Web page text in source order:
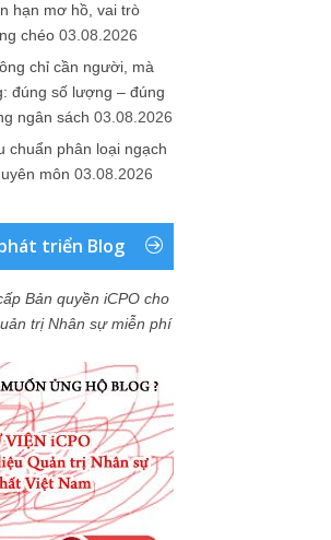
hạn mơ hồ, vai trò
chéo 03.08.2026
chỉ cần người, mà
đúng số lượng – đúng
ngân sách 03.08.2026
chuẩn phân loại ngạch
môn 03.08.2026
triển Blog
Bản quyền iCPO cho
trị Nhân sự miễn phí